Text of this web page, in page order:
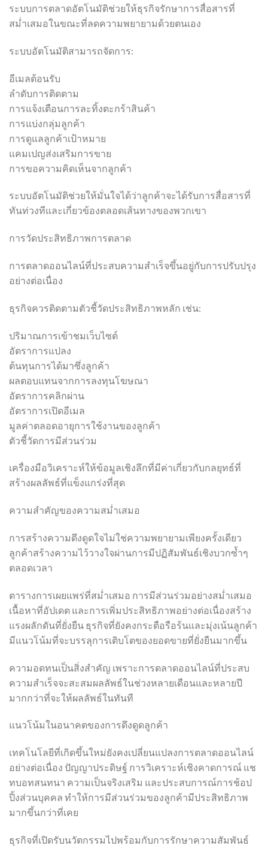
ระบบการตลาดอัตโนมัติช่วยให้ธุรกิจรักษาการสื่อสารที่
สม่ำเสมอในขณะที่ลดความพยายามด้วยตนเอง
ระบบอัตโนมัติสามารถจัดการ:
อีเมลต้อนรับ
ลำดับการติดตาม
การแจ้งเตือนการละทิ้งตะกร้าสินค้า
การแบ่งกลุ่มลูกค้า
การดูแลลูกค้าเป้าหมาย
แคมเปญส่งเสริมการขาย
การขอความคิดเห็นจากลูกค้า
ระบบอัตโนมัติช่วยให้มั่นใจได้ว่าลูกค้าจะได้รับการสื่อสารที่
ทันท่วงทีและเกี่ยวข้องตลอดเส้นทางของพวกเขา
การวัดประสิทธิภาพการตลาด
การตลาดออนไลน์ที่ประสบความสำเร็จขึ้นอยู่กับการปรับปรุง
อย่างต่อเนื่อง
ธุรกิจควรติดตามตัวชี้วัดประสิทธิภาพหลัก เช่น:
ปริมาณการเข้าชมเว็บไซต์
อัตราการแปลง
ต้นทุนการได้มาซึ่งลูกค้า
ผลตอบแทนจากการลงทุนโฆษณา
อัตราการคลิกผ่าน
อัตราการเปิดอีเมล
มูลค่าตลอดอายุการใช้งานของลูกค้า
ตัวชี้วัดการมีส่วนร่วม
เครื่องมือวิเคราะห์ให้ข้อมูลเชิงลึกที่มีค่าเกี่ยวกับกลยุทธ์ที่
สร้างผลลัพธ์ที่แข็งแกร่งที่สุด
ความสำคัญของความสม่ำเสมอ
การสร้างความดึงดูดใจไม่ใช่ความพยายามเพียงครั้งเดียว
ลูกค้าสร้างความไว้วางใจผ่านการมีปฏิสัมพันธ์เชิงบวกซ้ำๆ
ตลอดเวลา
ตารางการเผยแพร่ที่สม่ำเสมอ การมีส่วนร่วมอย่างสม่ำเสมอ
เนื้อหาที่อัปเดต และการเพิ่มประสิทธิภาพอย่างต่อเนื่องสร้าง
แรงผลักดันที่ยั่งยืน ธุรกิจที่ยังคงกระตือรือร้นและมุ่งเน้นลูกค้า
มีแนวโน้มที่จะบรรลุการเติบโตของยอดขายที่ยั่งยืนมากขึ้น
ความอดทนเป็นสิ่งสำคัญ เพราะการตลาดออนไลน์ที่ประสบ
ความสำเร็จจะสะสมผลลัพธ์ในช่วงหลายเดือนและหลายปี
มากกว่าที่จะให้ผลลัพธ์ในทันที
แนวโน้มในอนาคตของการดึงดูดลูกค้า
เทคโนโลยีที่เกิดขึ้นใหม่ยังคงเปลี่ยนแปลงการตลาดออนไลน์
อย่างต่อเนื่อง ปัญญาประดิษฐ์ การวิเคราะห์เชิงคาดการณ์ แช
ทบอทสนทนา ความเป็นจริงเสริม และประสบการณ์การช้อป
ปิ้งส่วนบุคคล ทำให้การมีส่วนร่วมของลูกค้ามีประสิทธิภาพ
มากขึ้นกว่าที่เคย
ธุรกิจที่เปิดรับนวัตกรรมไปพร้อมกับการรักษาความสัมพันธ์